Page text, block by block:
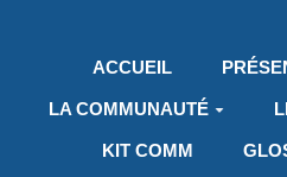
ACCUEIL
LA COMMUNAUTÉ
KIT COMM